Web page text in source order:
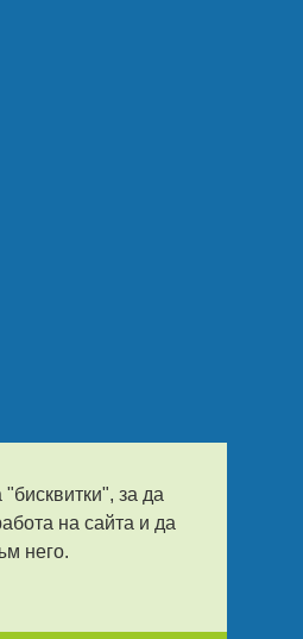
за да
на сайта и да
него.